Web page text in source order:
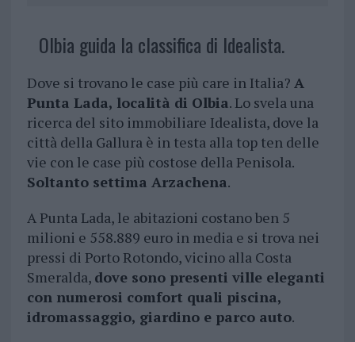
Olbia guida la classifica di Idealista.
Dove si trovano le case più care in Italia? A
Punta Lada, località di Olbia. Lo svela una
ricerca del sito immobiliare Idealista, dove la
città della Gallura è in testa alla top ten delle
vie con le case più costose della Penisola.
Soltanto settima Arzachena.
A Punta Lada, le abitazioni costano ben 5
milioni e 558.889 euro in media e si trova nei
pressi di Porto Rotondo, vicino alla Costa
Smeralda, dove sono presenti ville eleganti
con numerosi comfort quali piscina,
idromassaggio, giardino e parco auto.